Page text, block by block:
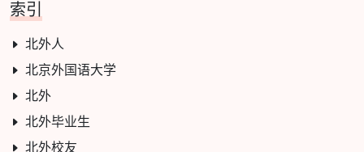
索引
北外人
北京外国语大学
北外
北外毕业生
北外校友